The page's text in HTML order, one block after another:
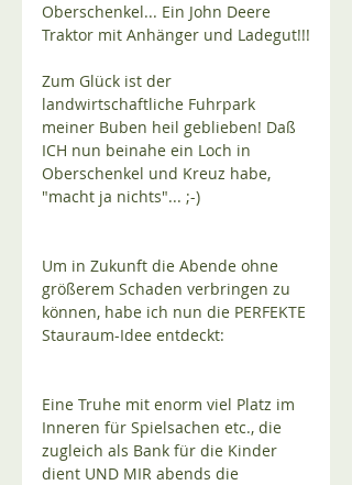
Oberschenkel... Ein John Deere
Traktor mit Anhänger und Ladegut!!!
Zum Glück ist der
landwirtschaftliche Fuhrpark
meiner Buben heil geblieben! Daß
ICH nun beinahe ein Loch in
Oberschenkel und Kreuz habe,
"macht ja nichts"... ;-)
Um in Zukunft die Abende ohne
größerem Schaden verbringen zu
können, habe ich nun die PERFEKTE
Stauraum-Idee entdeckt:
Eine Truhe mit enorm viel Platz im
Inneren für Spielsachen etc., die
zugleich als Bank für die Kinder
dient UND MIR abends die